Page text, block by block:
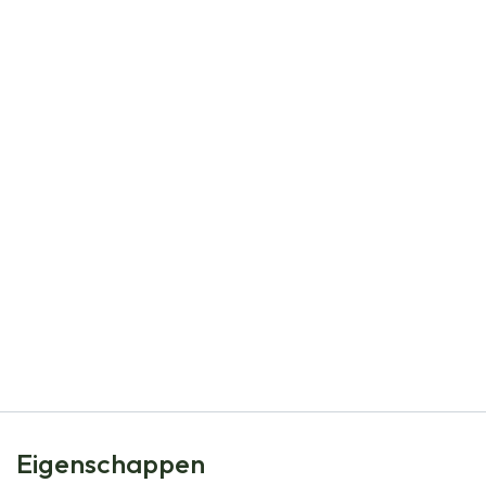
Eigenschappen